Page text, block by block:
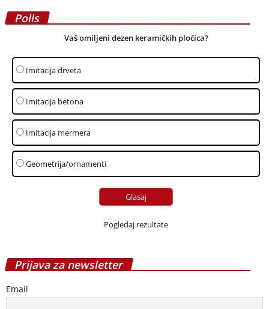
Polls
Vaš omiljeni dezen keramičkih pločica?
Imitacija drveta
Imitacija betona
Imitacija mermera
Geometrija/ornamenti
Pogledaj rezultate
Prijava za newsletter
Email